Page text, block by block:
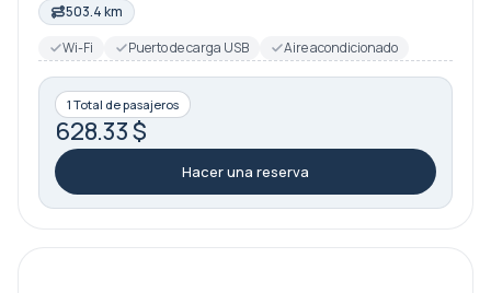
503.4 km
Wi-Fi
Puerto de carga USB Aire acondicionado
1 Total de pasajeros
628.33 $
Hacer una reserva